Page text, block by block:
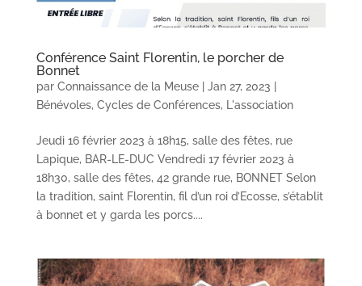
Conférence Saint Florentin, le porcher de
Bonnet
par Connaissance de la Meuse| Jan 27, 2023
Bénévoles, Cycles de Conférences, L'association
Jeudi 16 février 2023 à 18h15, salle des fêtes, rue
Lapique, BAR-LE-DUC Vendredi 17 février 2023 à
18h30, salle des fêtes, 42 grande rue, BONNET Selon
la tradition, saint Florentin, fil d’un roi d’Ecosse, s’établit
à bonnet et y garda les porcs....